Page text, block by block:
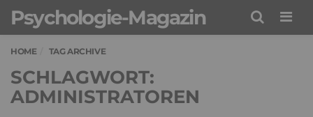
Psychologie-Magazin
HOME TAG ARCHIVE
SCHLAGWORT:
ADMINISTRATOREN